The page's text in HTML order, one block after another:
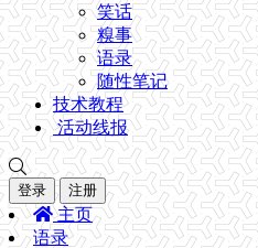
笑话
糗事
语录
随性笔记
技术教程
活动线报
登录 注册
主页
语录